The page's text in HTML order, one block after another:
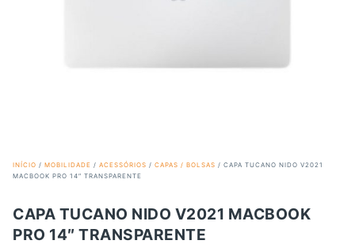
INÍCIO / MOBILIDADE / ACESSÓRIOS / CAPAS / BOLSAS / CAPA TUCANO NIDO V2021
MACBOOK PRO 14″ TRANSPARENTE
CAPA TUCANO NIDO V2021 MACBOOK
PRO 14″ TRANSPARENTE